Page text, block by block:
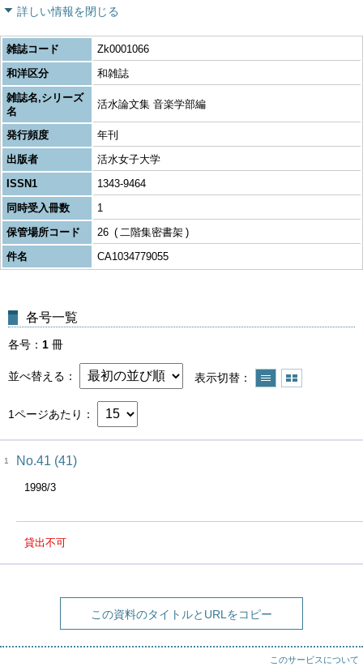
詳しい情報を閉じる
雑誌コード
Zk0001066
和洋区分
和雑誌
雑誌名,シリーズ
名
活水論文集 音楽学部編
発行頻度
年刊
出版者
活水女子大学
ISSN1
1343-9464
同時受入冊数
1
保管場所コード
26
二階集密書架
件名
CA1034779055
各号一覧
各号 1 冊
並べ替える 表示切替
1ページあたり
1 No.41 (41)
1998/3
貸出不可
この資料のタイトルとURLをコピー
このサービスについて